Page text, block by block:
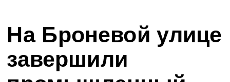
На Броневой улице
завершили